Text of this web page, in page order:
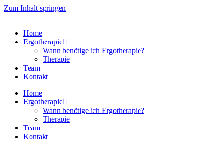
Zum Inhalt springen
Home
Ergotherapie
Wann benötige ich Ergotherapie?
Therapie
Team
Kontakt
Home
Ergotherapie
Wann benötige ich Ergotherapie?
Therapie
Team
Kontakt